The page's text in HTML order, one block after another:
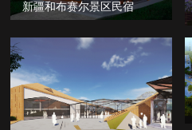
新疆和布赛尔景区民宿